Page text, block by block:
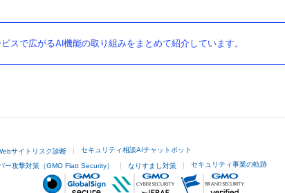
スで広がるAI機能の取り組みをまとめて紹介しています。
サイトリスク診断 セキュリティ相談AIチャットボット
ー攻撃対策（GMO Flatt Security） なりすまし対策 セキュリティ事業の軌跡